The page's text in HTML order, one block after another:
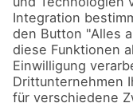
0341-877
0341-877